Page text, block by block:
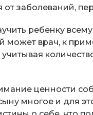
от заболеваний,
ребенку
врач, к
ценности
многое и для